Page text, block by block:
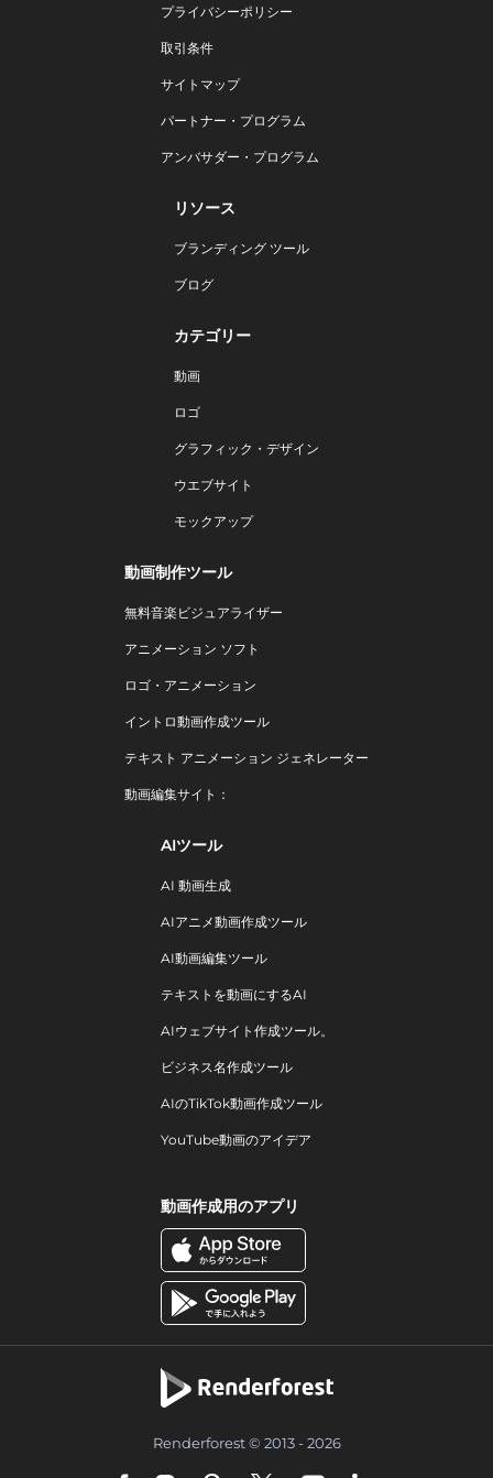
プライバシーポリシー
取引条件
サイトマップ
パートナー・プログラム
アンバサダー・プログラム
リソース
ブランディング ツール
ブログ
カテゴリー
動画
ロゴ
グラフィック・デザイン
ウエブサイト
モックアップ
動画制作ツール
無料音楽ビジュアライザー
アニメーション ソフト
ロゴ・アニメーション
イントロ動画作成ツール
テキスト アニメーション ジェネレーター
動画編集サイト：
AIツール
AI 動画生成
AIアニメ動画作成ツール
AI動画編集ツール
テキストを動画にするAI
AIウェブサイト作成ツール。
ビジネス名作成ツール
AIのTikTok動画作成ツール
YouTube動画のアイデア
動画作成用のアプリ
Renderforest © 2013 - 2026